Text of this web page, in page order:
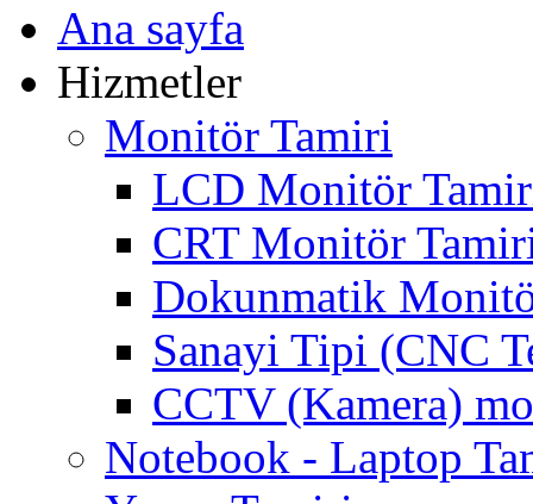
Ana sayfa
Hizmetler
Monitör Tamiri
LCD Monitör
CRT Monitör
Dokunmatik
Sanayi Tipi (CNC
CCTV (Kamera)
Notebook - Laptop